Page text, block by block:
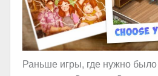
Раньше игры, где нужно